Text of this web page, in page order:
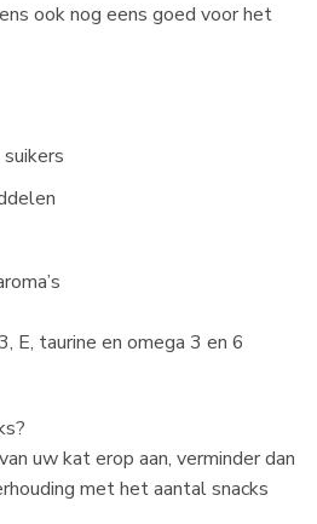
ook nog eens goed voor het
E, taurine en omega 3 en 6
uw kat erop aan, verminder dan
met het aantal snacks